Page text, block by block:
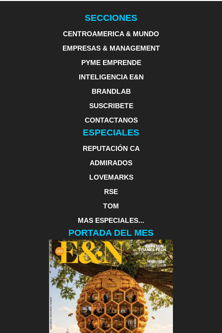
SECCIONES
CENTROAMERICA & MUNDO
EMPRESAS & MANAGEMENT
PYME EMPRENDE
INTELIGENCIA E&N
BRANDLAB
SUSCRIBETE
CONTACTANOS
ESPECIALES
REPUTACIÓN CA
ADMIRADOS
LOVEMARKS
RSE
TOM
MAS ESPECIALES...
PORTADA DEL MES